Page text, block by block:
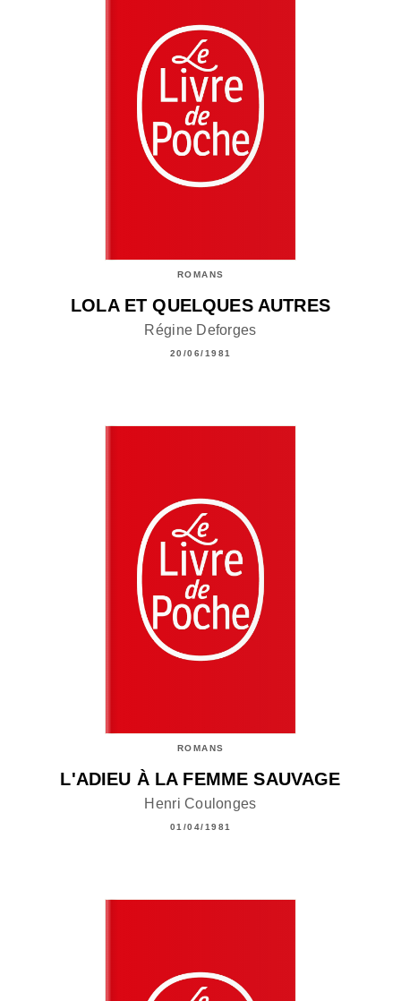
ROMANS
LOLA ET QUELQUES AUTRES
Régine Deforges
20/06/1981
ROMANS
L'ADIEU À LA FEMME SAUVAGE
Henri Coulonges
01/04/1981